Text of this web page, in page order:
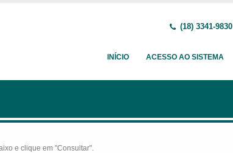
(18) 3341-9830
INÍCIO ACESSO AO SISTEMA
e clique em "Consultar".